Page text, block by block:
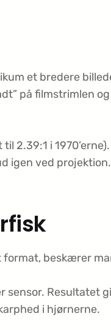
et bredere
på filmstrimlen
2.39:1 i
igen ved
beskærer
sensor. Resultatet
i hjørnerne.